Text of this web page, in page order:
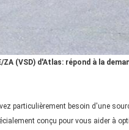
(VSD) d'Atlas: répond à la
particulièrement besoin d'une
conçu pour vous aider à